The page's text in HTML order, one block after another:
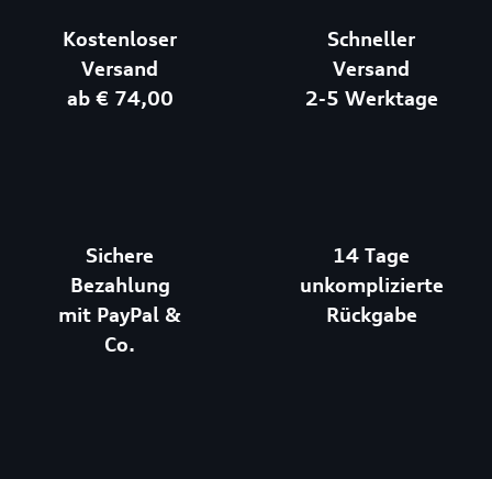
Kostenloser
Versand
ab € 74,00
Schneller
Versand
2-5 Werktage
Sichere
Bezahlung
mit PayPal &
Co.
14 Tage
unkomplizierte
Rückgabe